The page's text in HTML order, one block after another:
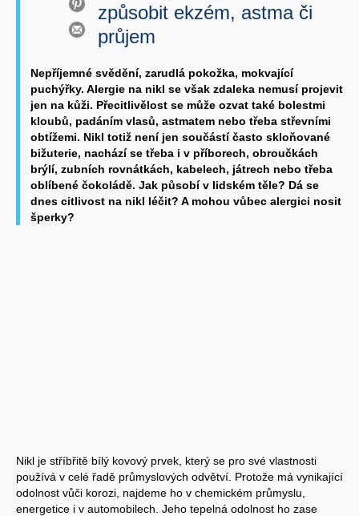
způsobit ekzém, astma či
průjem
Nepříjemné svědění, zarudlá pokožka, mokvající
puchýřky. Alergie na nikl se však zdaleka nemusí projevit
jen na kůži. Přecitlivělost se může ozvat také bolestmi
kloubů, padáním vlasů, astmatem nebo třeba střevními
obtížemi. Nikl totiž není jen součástí často skloňované
bižuterie, nachází se třeba i v příborech, obroučkách
brýlí, zubních rovnátkách, kabelech, játrech nebo třeba
oblíbené čokoládě. Jak působí v lidském těle? Dá se
dnes citlivost na nikl léčit? A mohou vůbec alergici nosit
šperky?
Nikl je stříbřitě bílý kovový prvek, který se pro své vlastnosti
používá v celé řadě průmyslových odvětví. Protože má vynikající
odolnost vůči korozi, najdeme ho v chemickém průmyslu,
energetice i v automobilech. Jeho tepelná odolnost ho zase